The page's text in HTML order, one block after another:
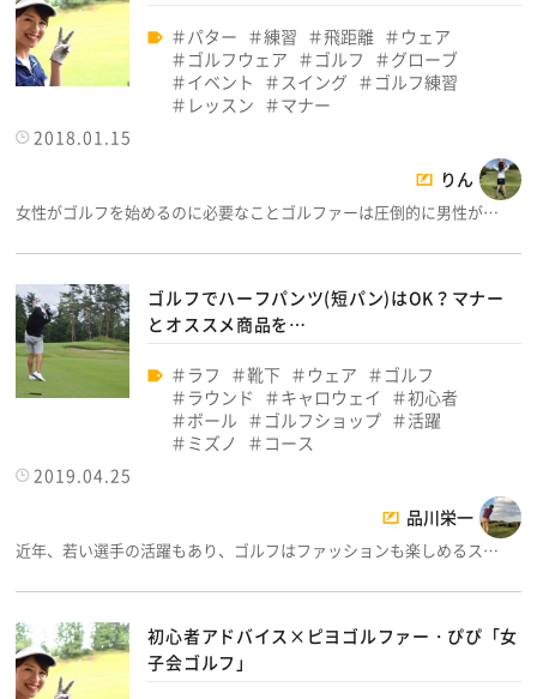
パター 練習 飛距離
ウェア
ゴルフウェア
ゴルフ
グローブ
イベント
スイング
ゴルフ練習
レッスン
マナー
2018.01.15
りん
女性がゴルフを始めるのに必要なことゴルファーは圧倒的に男性が…
ゴルフでハーフパンツ(短パン)はOK？マナー
とオススメ商品を…
ラフ 靴下 ウェア
ゴルフ
ラウンド
キャロウェイ
初心者
ボール
ゴルフショップ
活躍
ミズノ
コース
2019.04.25
品川栄一
近年、若い選手の活躍もあり、ゴルフはファッションも楽しめるス…
初心者アドバイス×ピヨゴルファー・ぴぴ「女
子会ゴルフ」